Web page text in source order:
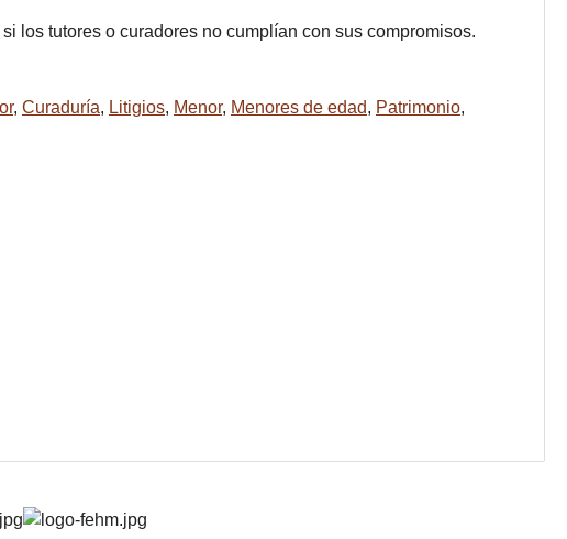
los tutores o curadores no cumplían con sus compromisos.
, Curaduría, Litigios, Menor, Menores de edad, Patrimonio,